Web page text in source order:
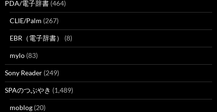
PDA/電子辞書 (464)
CLIE/Palm (267)
EBR（電子辞書） (8)
mylo (83)
Sony Reader (249)
SPAのつぶやき (1,489)
moblog (20)